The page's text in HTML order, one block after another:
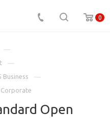
0
Business
Corporate
Open